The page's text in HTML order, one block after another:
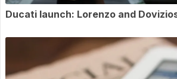
Ducati launch: Lorenzo and